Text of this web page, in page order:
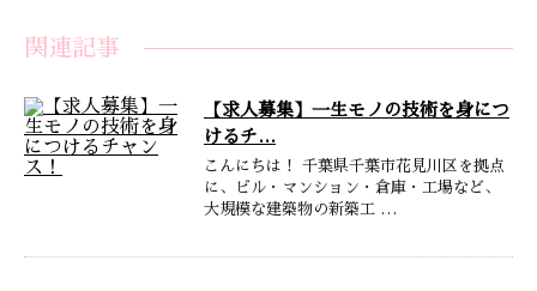
関連記事
【求人募集】一生モノの技術を身につ
けるチ…
こんにちは！ 千葉県千葉市花見川区を拠点
に、ビル・マンション・倉庫・工場など、
大規模な建築物の新築工 …